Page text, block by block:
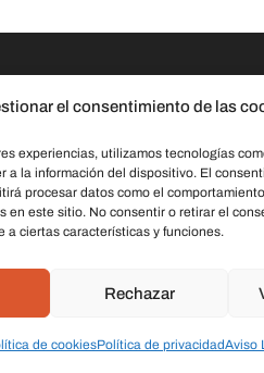
el consentimiento de las
experiencias, utilizamos tecnologías
a la información del dispositivo. El
procesar datos como el
en este sitio. No consentir o retirar el
a ciertas características y funciones.
Rechazar
de cookiesPolítica de privacidadAviso
Dirección:C/ Stella Maris,
Zaragoza
Teléfono:691 079 414